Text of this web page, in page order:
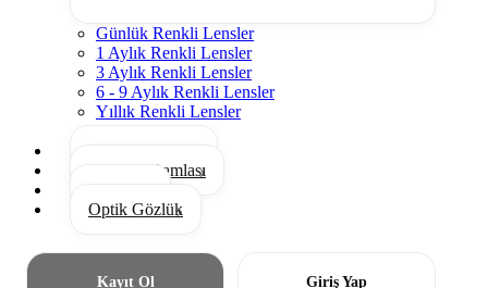
Günlük Renkli Lensler
1 Aylık Renkli Lensler
3 Aylık Renkli Lensler
6 - 9 Aylık Renkli Lensler
Yıllık Renkli Lensler
Gözyaşı Damlası
Optik Gözlük
Kayıt Ol Giriş Yap